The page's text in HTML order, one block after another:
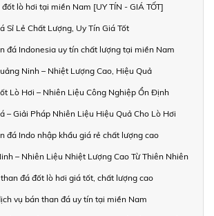
lò hơi tại miền Nam [UY TÍN - GIÁ TỐT]
Sỉ Lẻ Chất Lượng, Uy Tín Giá Tốt
đá Indonesia uy tín chất lượng tại miền Nam
Ninh – Nhiệt Lượng Cao, Hiệu Quả
Lò Hơi – Nhiên Liệu Công Nghiệp Ổn Định
– Giải Pháp Nhiên Liệu Hiệu Quả Cho Lò Hơi
đá Indo nhập khẩu giá rẻ chất lượng cao
– Nhiên Liệu Nhiệt Lượng Cao Từ Thiên Nhiên
đá đốt lò hơi giá tốt, chất lượng cao
vụ bán than đá uy tín tại miền Nam